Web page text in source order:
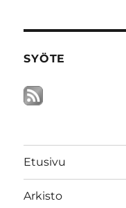
SYÖTE
Etusivu
Arkisto